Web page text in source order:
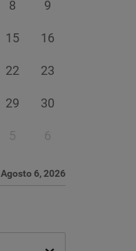
8 9
15 16
22 23
29 30
5 6
Agosto 6, 2026